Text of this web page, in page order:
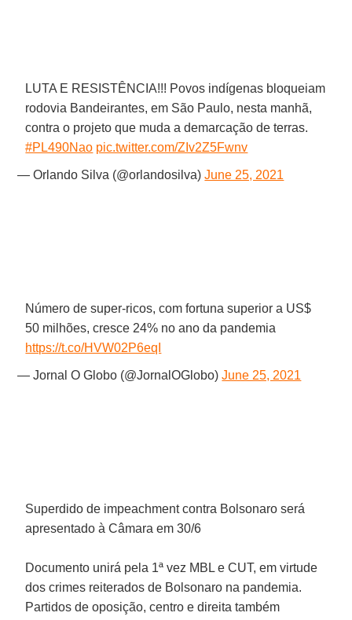
LUTA E RESISTÊNCIA!!! Povos indígenas bloqueiam
rodovia Bandeirantes, em São Paulo, nesta manhã,
contra o projeto que muda a demarcação de terras.
#PL490Nao pic.twitter.com/ZIv2Z5Fwnv
— Orlando Silva (@orlandosilva)June 25, 2021
Número de super-ricos, com fortuna superior a US$
50 milhões, cresce 24% no ano da pandemia
https://t.co/HVW02P6eqI
— Jornal O Globo (@JornalOGlobo)June 25, 2021
Superdido de impeachment contra Bolsonaro será
apresentado à Câmara em 30/6
Documento unirá pela 1ª vez MBL e CUT, em virtude
dos crimes reiterados de Bolsonaro na pandemia.
Partidos de oposição, centro e direita também